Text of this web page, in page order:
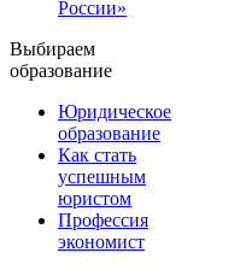
России»
Выбираем
образование
Юридическое
образование
Как стать
успешным
юристом
Профессия
экономист